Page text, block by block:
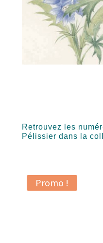
Retrouvez les
Pélissier dans la
Promo !